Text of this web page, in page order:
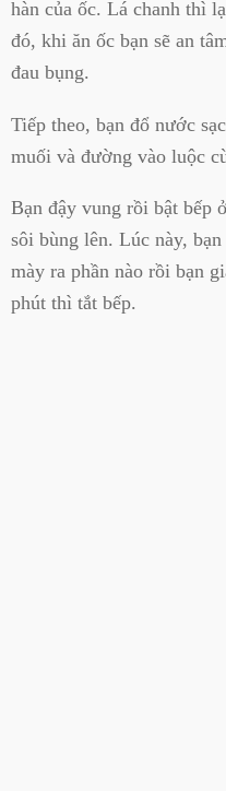
hàn của ốc. Lá chanh thì
đó, khi ăn ốc bạn sẽ an
đau bụng.
Tiếp theo, bạn đổ nước
muối và đường vào luộc
Bạn đậy vung rồi bật bếp
sôi bùng lên. Lúc này,
mày ra phần nào rồi bạn
phút thì tắt bếp.